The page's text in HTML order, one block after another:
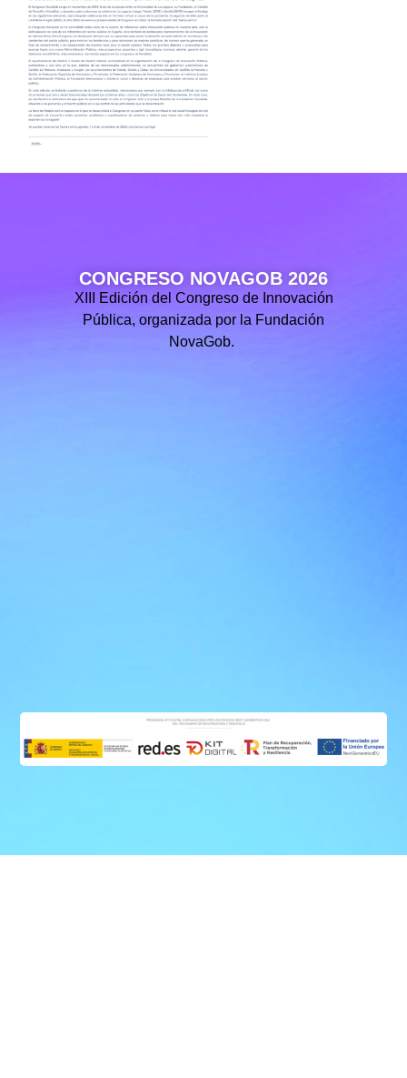
CONGRESO NOVAGOB 2026
XIII Edición del Congreso de Innovación
Pública, organizada por la Fundación
NovaGob.